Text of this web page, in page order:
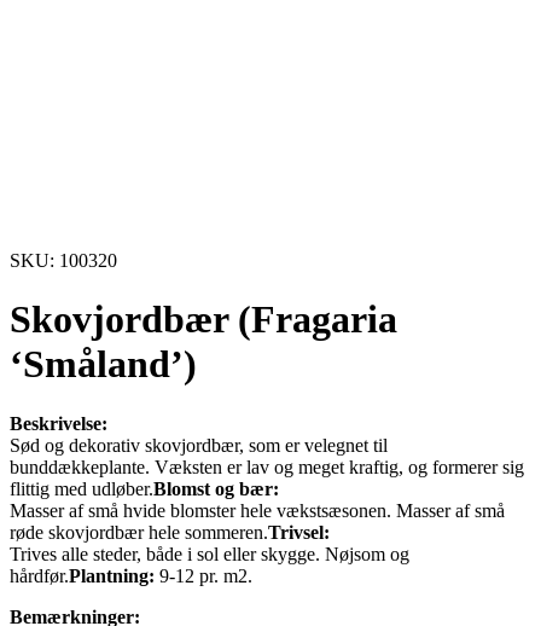
SKU: 100320
Skovjordbær (Fragaria
‘Småland’)
Beskrivelse:
Sød og dekorativ skovjordbær, som er velegnet til
bunddækkeplante. Væksten er lav og meget kraftig, og formerer sig
flittig med udløber.Blomst og bær:
Masser af små hvide blomster hele vækstsæsonen. Masser af små
røde skovjordbær hele sommeren.Trivsel:
Trives alle steder, både i sol eller skygge. Nøjsom og
hårdfør.Plantning: 9-12 pr. m2.
Bemærkninger: